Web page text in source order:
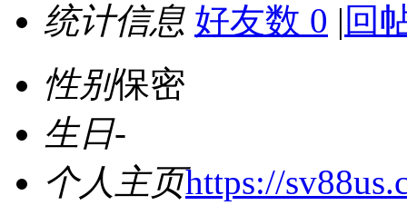
统计信息 好友数 0 | 回
性别保密
生日-
个人主页https://